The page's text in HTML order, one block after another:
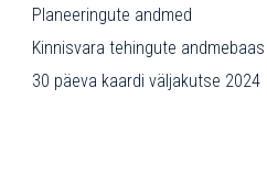
Planeeringute andmed
Kinnisvara tehingute andmebaas
30 päeva kaardi väljakutse 2024